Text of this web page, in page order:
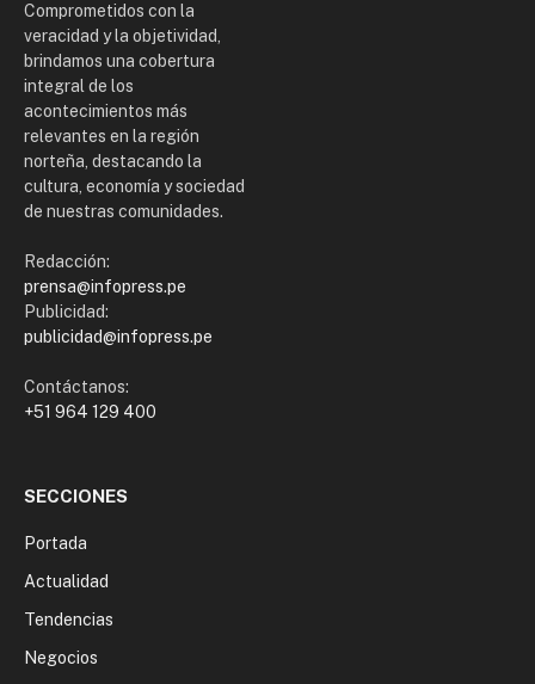
Comprometidos con la
veracidad y la objetividad,
brindamos una cobertura
integral de los
acontecimientos más
relevantes en la región
norteña, destacando la
cultura, economía y sociedad
de nuestras comunidades.
Redacción:
prensa@infopress.pe
Publicidad:
publicidad@infopress.pe
Contáctanos:
+51 964 129 400
SECCIONES
Portada
Actualidad
Tendencias
Negocios